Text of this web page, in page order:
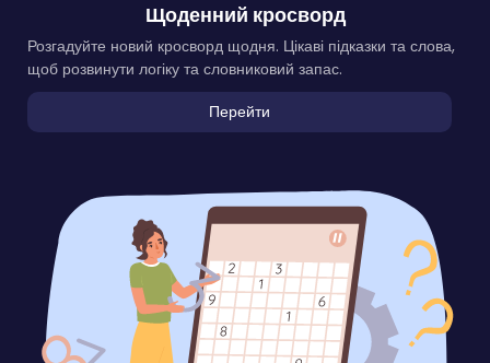
Щоденний кросворд
Розгадуйте новий кросворд щодня. Цікаві підказки та слова,
щоб розвинути логіку та словниковий запас.
Перейти